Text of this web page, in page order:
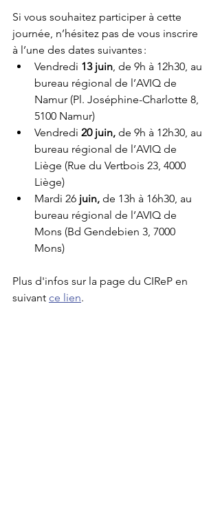
Si vous souhaitez participer à cette
journée, n’hésitez pas de vous inscrire
à l’une des dates suivantes :
Vendredi 13 juin, de 9h à 12h30, au
bureau régional de l’AVIQ de
Namur (Pl. Joséphine-Charlotte 8,
5100 Namur)
Vendredi 20 juin, de 9h à 12h30, au
bureau régional de l’AVIQ de
Liège (Rue du Vertbois 23, 4000
Liège)
Mardi 26 juin, de 13h à 16h30, au
bureau régional de l’AVIQ de
Mons (Bd Gendebien 3, 7000
Mons)
Plus d'infos sur la page du CIReP en
suivant ce lien.